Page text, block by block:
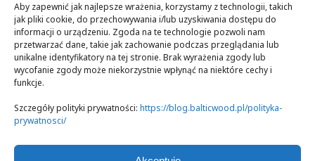
Aby zapewnić jak najlepsze wrażenia, korzystamy z technologii, takich
jak pliki cookie, do przechowywania i/lub uzyskiwania dostępu do
informacji o urządzeniu. Zgoda na te technologie pozwoli nam
przetwarzać dane, takie jak zachowanie podczas przeglądania lub
unikalne identyfikatory na tej stronie. Brak wyrażenia zgody lub
wycofanie zgody może niekorzystnie wpłynąć na niektóre cechy i
funkcje.
Szczegóły polityki prywatności: https://blog.balticwood.pl/polityka-
prywatnosci/
niepowtarzalny charakter. Dlatego doradzamy, jakie deski
wybrać, by stworzyć w mieszkaniu niezwykły (mikro)klimat.
Śledzimy najnowsze trendy w aranżacji pomieszczeń, ale też
sami je tworzymy. Staramy się trafić w gusta zarówno
tradycjonalistów, jak i osób lubiących styl nowoczesny
czy awangardę. Jeśli kochasz piękno i naturalność, to na pewno
znajdziesz u nas aranżacje, które Cię zachwycą.
Zapraszamy do lektury!